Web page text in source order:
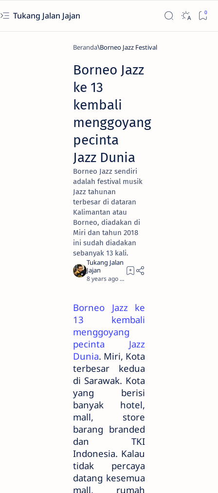
Tukang Jalan Jajan
Beranda Borneo Jazz Festival
Borneo Jazz
ke 13
kembali
menggoyang
pecinta
Jazz Dunia
Borneo Jazz sendiri
adalah festival musik
Jazz tahunan
terbesar di dataran
Kalimantan atau
Borneo, diadakan di
Miri dan tahun 2018
ini sudah diadakan
sebanyak 13 kali.
8 years ago 3
Borneo Jazz ke
13 kembali
menggoyang
pecinta Jazz
Dunia. Miri, Kota
terbesar kedua
di Sarawak. Kota
yang berisi
banyak hotel,
mall, store
barang branded
dan TKI
Indonesia. Kalau
tidak percaya
datang kesemua
mall, rumah